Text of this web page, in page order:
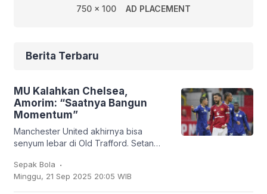
750 x 100 AD PLACEMENT
Berita Terbaru
MU Kalahkan Chelsea,
Amorim: “Saatnya Bangun
Momentum”
Manchester United akhirnya bisa
senyum lebar di Old Trafford. Setan
2-1 dalam lanjutan Liga Inggris, Sabtu
(20/9/2025). Bruno
Sepak Bola .
Minggu, 21 Sep 2025 20:05 WIB